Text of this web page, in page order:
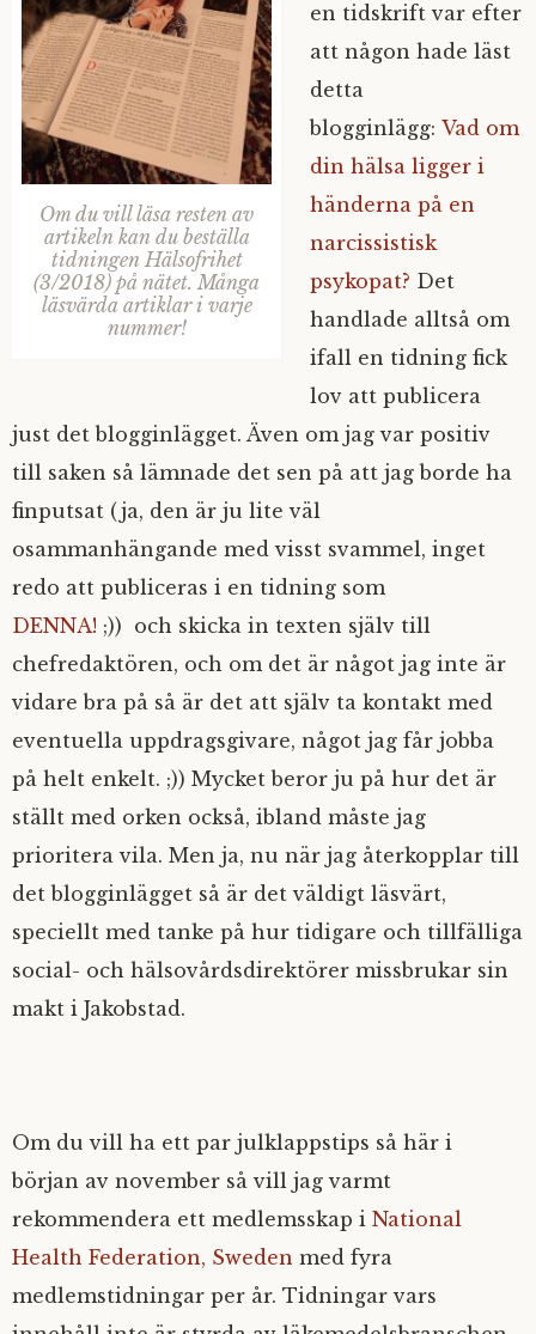
Om du vill läsa resten av
artikeln kan du beställa
tidningen Hälsofrihet
(3/2018) på nätet. Många
läsvärda artiklar i varje
nummer!
en tidskrift var efter
att någon hade läst
detta
blogginlägg: Vad om
din hälsa ligger i
händerna på en
narcissistisk
psykopat? Det
handlade alltså om
ifall en tidning fick
lov att publicera
just det blogginlägget. Även om jag var positiv
till saken så lämnade det sen på att jag borde ha
finputsat (ja, den är ju lite väl
osammanhängande med visst svammel, inget
redo att publiceras i en tidning som
DENNA! ;)) och skicka in texten själv till
chefredaktören, och om det är något jag inte är
vidare bra på så är det att själv ta kontakt med
eventuella uppdragsgivare, något jag får jobba
på helt enkelt. ;)) Mycket beror ju på hur det är
ställt med orken också, ibland måste jag
prioritera vila. Men ja, nu när jag återkopplar till
det blogginlägget så är det väldigt läsvärt,
speciellt med tanke på hur tidigare och tillfälliga
social- och hälsovårdsdirektörer missbrukar sin
makt i Jakobstad.
Om du vill ha ett par julklappstips så här i
början av november så vill jag varmt
rekommendera ett medlemsskap i National
Health Federation, Sweden med fyra
medlemstidningar per år. Tidningar vars